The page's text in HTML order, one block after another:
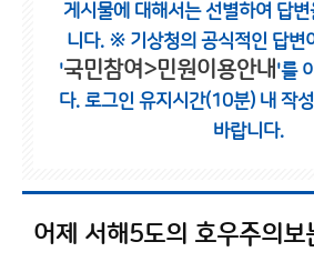
게시물에 대해서는 선별하여 답
니다. ※ 기상청의 공식적인 답변
'국민참여>민원이용안내 '를
다. 로그인 유지시간(10분) 내 작
바랍니다.
어제 서해5도의 호우주의보